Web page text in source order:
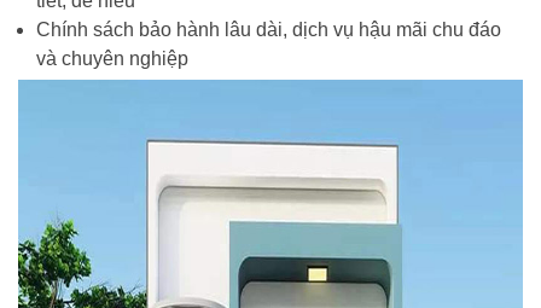
Chính sách bảo hành lâu dài, dịch vụ hậu mãi chu đáo
và chuyên nghiệp